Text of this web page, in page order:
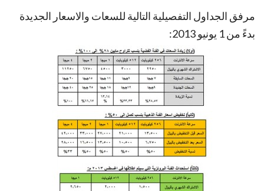
مرفق الجداول التفصيلية التالية للسعات والاسعار الجديدة
بدءً من 1 يونيو 2013: